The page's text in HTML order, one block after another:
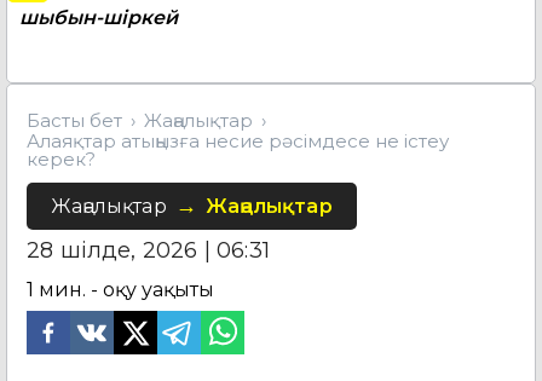
шыбын-шіркей
Басты бет
Жаңалықтар
Алаяқтар атыңызға несие рәсімдесе не істеу
керек?
Жаңалықтар Жаңалықтар
28 шілде, 2026 | 06:31
1 мин. - оқу уақыты